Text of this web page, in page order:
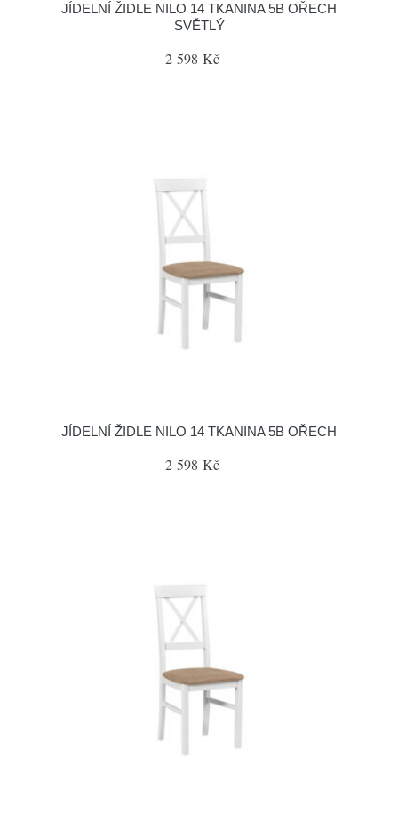
JÍDELNÍ ŽIDLE NILO 14 TKANINA 5B OŘECH
SVĚTLÝ
2 598 Kč
JÍDELNÍ ŽIDLE NILO 14 TKANINA 5B OŘECH
2 598 Kč